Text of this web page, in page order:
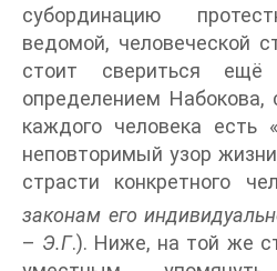
субординацию
ведомой, человеческой
стоит свериться
определением Набокова,
каждого человека есть
неповторимый узор
страсти конкретного
законам его
– Э.Г.). Ниже, на той же